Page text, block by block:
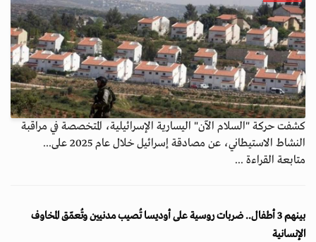
كشفت حركة "السلام الآن" اليسارية الإسرائيلية، المتخصصة في مراقبة
النشاط الاستيطاني، عن مصادقة إسرائيل خلال عام 2025 على...
متابعة القراءة ...
بينهم 3 أطفال.. ضربات روسية على أوديسا تُصيب مدنيين وتُعمّق المخاوف
الإنسانية